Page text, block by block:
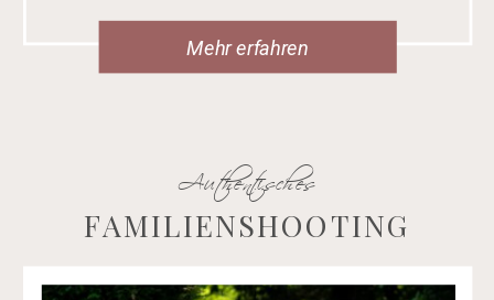
Authentisches
FAMILIENSHOOTING
Mehr erfahren